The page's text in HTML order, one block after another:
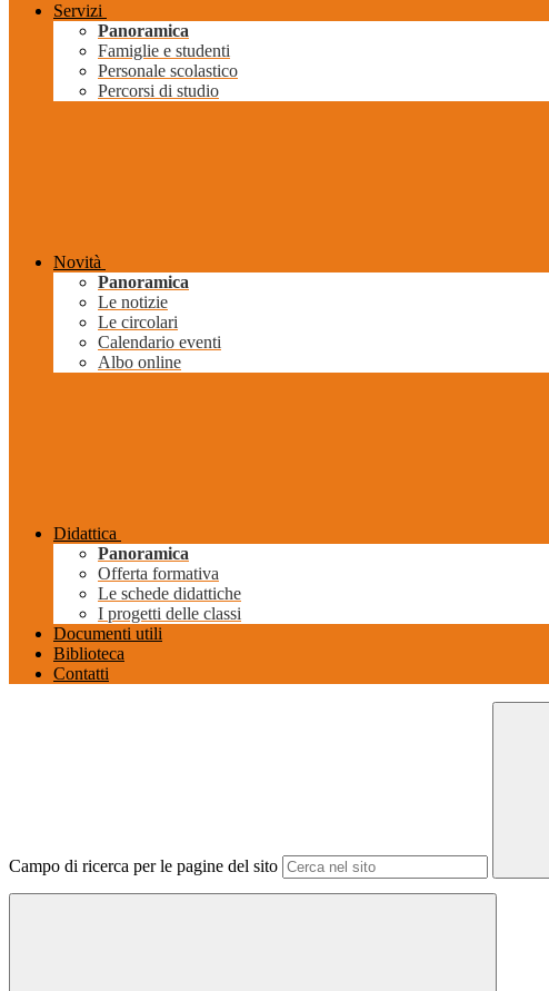
Servizi
Panoramica
Famiglie e studenti
Personale scolastico
Percorsi di studio
Novità
Panoramica
Le notizie
Le circolari
Calendario eventi
Albo online
Didattica
Panoramica
Offerta formativa
Le schede didattiche
I progetti delle classi
Documenti utili
Biblioteca
Contatti
Campo di ricerca per le pagine del sito